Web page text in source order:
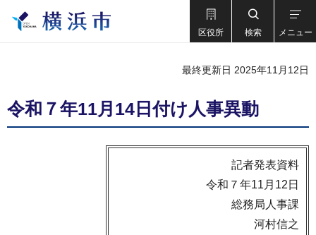
区役所 検索 メニュー
最終更新日 2025年11月12日
令和７年11月14日付け人事異動
記者発表資料
令和７年11月12日
総務局人事課
河村信之